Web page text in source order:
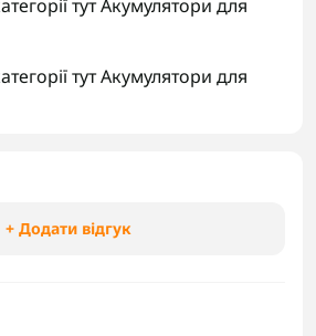
тутАкумулятори для
тутАкумулятори для
+ Додати відгук